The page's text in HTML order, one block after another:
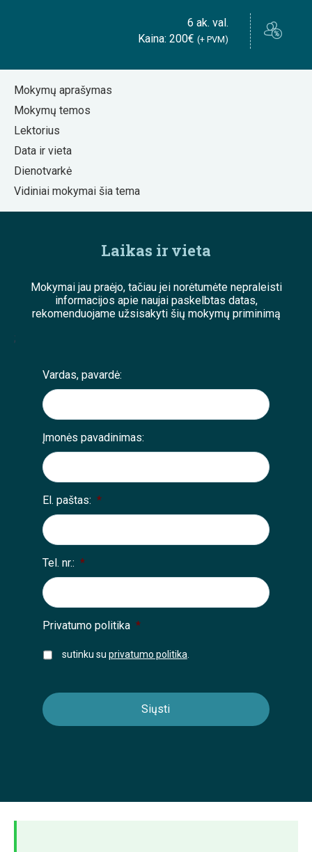
6 ak. val.
Kaina: 200€ (+ PVM)
Mokymų aprašymas
Mokymų temos
Lektorius
Data ir vieta
Dienotvarkė
Vidiniai mokymai šia tema
Laikas ir vieta
Mokymai jau praėjo, tačiau jei norėtumėte nepraleisti
informacijos apie naujai paskelbtas datas,
rekomenduojame užsisakyti šių mokymų priminimą
;
Vardas, pavardė:
Įmonės pavadinimas:
El. paštas: *
Tel. nr.: *
Privatumo politika *
sutinku su privatumo politika